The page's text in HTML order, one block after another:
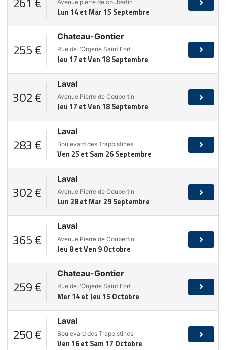
Avenue pierre de coubertin
Lun 14 et Mar 15 Septembre
255 €
Chateau-Gontier
Rue de l'Orgerie Saint Fort
Jeu 17 et Ven 18 Septembre
302 €
Laval
Avenue Pierre de Coubertin
Jeu 17 et Ven 18 Septembre
283 €
Laval
Boulevard des Trappistines
Ven 25 et Sam 26 Septembre
302 €
Laval
Avenue Pierre de Coubertin
Lun 28 et Mar 29 Septembre
365 €
Laval
Avenue Pierre de Coubertin
Jeu 8 et Ven 9 Octobre
259 €
Chateau-Gontier
Rue de l'Orgerie Saint Fort
Mer 14 et Jeu 15 Octobre
250 €
Laval
Boulevard des Trappistines
Ven 16 et Sam 17 Octobre